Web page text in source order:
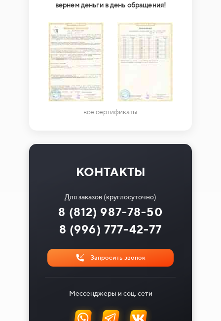
вернем деньги в день обращения!
все сертификаты
КОНТАКТЫ
Для заказов (круглосуточно)
8 (996) 777-42-77
8 (812) 987-78-50
Запросить звонок
Мессенджеры и соц. сети